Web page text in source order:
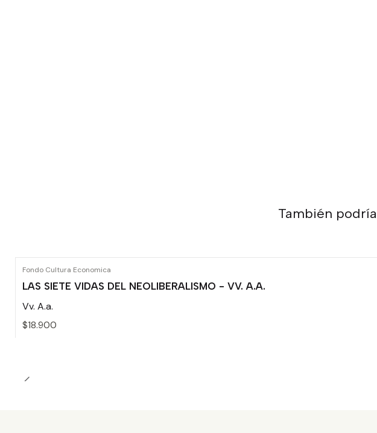
También
Fondo Cultura Economica
LAS SIETE VIDAS DEL NEOLIBERALISMO - VV. A.A.
Vv. A.a.
$18.900